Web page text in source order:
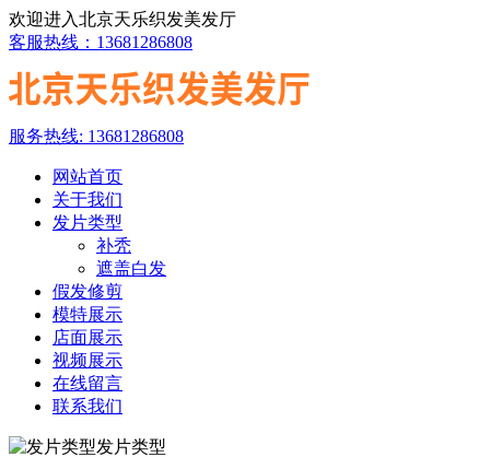
欢迎进入北京天乐织发美发厅
客服热线：13681286808
服务热线: 13681286808
网站首页
关于我们
发片类型
补秃
遮盖白发
假发修剪
模特展示
店面展示
视频展示
在线留言
联系我们
发片类型